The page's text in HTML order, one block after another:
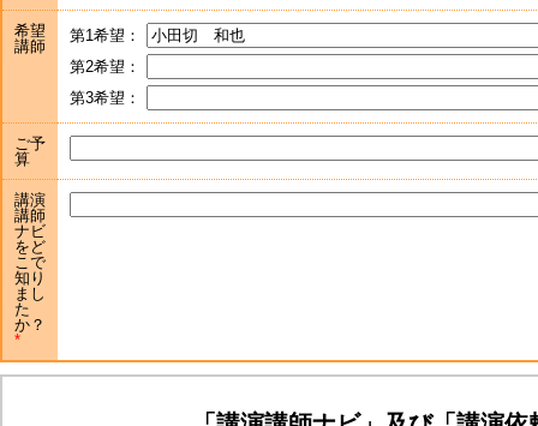
希望
講師
第1希望：
第2希望：
第3希望：
ご予
算
講演
講師
ナビ
をど
こで
知り
まし
た
か？